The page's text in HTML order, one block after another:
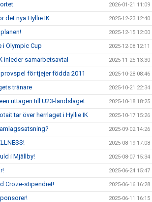
2026-01-21 11:09
det nya Hyllie IK 2025-12-23 12:40
2025-12-15 12:00
i Olympic Cup 2025-12-08 12:11
inleder samarbetsavtal 2025-11-25 13:30
för tjejer födda 2011 2025-10-28 08:46
tränare 2025-10-21 22:34
uttagen till U23-landslaget 2025-10-18 18:25
tar över herrlaget i Hyllie IK 2025-10-17 15:26
2025-09-02 14:26
2025-08-19 17:08
i Mjällby! 2025-08-07 15:34
2025-06-24 15:47
Croze-stipendiet! 2025-06-16 16:28
2025-06-11 16:15